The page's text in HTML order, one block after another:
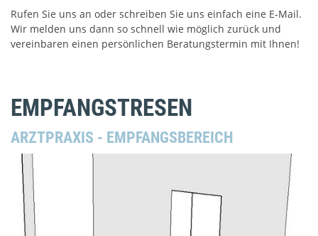
Rufen Sie uns an oder schreiben Sie uns einfach eine E-Mail.
Wir melden uns dann so schnell wie möglich zurück und
vereinbaren einen persönlichen Beratungstermin mit Ihnen!
EMPFANGSTRESEN
ARZTPRAXIS - EMPFANGSBEREICH